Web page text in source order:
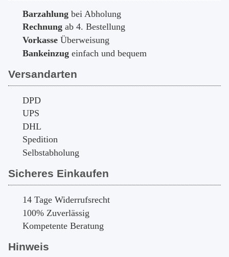
Barzahlung bei Abholung
Rechnung ab 4. Bestellung
VorkasseÜberweisung
Bankeinzug einfach und bequem
Versandarten
DPD
UPS
DHL
Spedition
Selbstabholung
Sicheres Einkaufen
14 Tage Widerrufsrecht
100% Zuverlässig
Kompetente Beratung
Hinweis